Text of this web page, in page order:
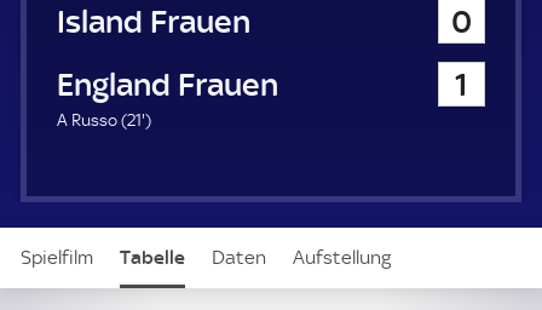
Island Frauen
0
England Frauen
1
A Russo (21'2
u
t
)
Spielfilm Tabelle Daten Aufstellung